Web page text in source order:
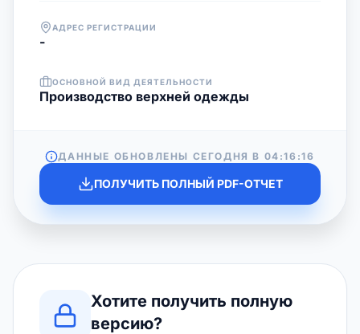
АДРЕС РЕГИСТРАЦИИ
-
ОСНОВНОЙ ВИД ДЕЯТЕЛЬНОСТИ
Производство верхней одежды
ДАННЫЕ ОБНОВЛЕНЫ СЕГОДНЯ В 04:16:16
ПОЛУЧИТЬ ПОЛНЫЙ PDF-ОТЧЕТ
Хотите получить полную
версию?